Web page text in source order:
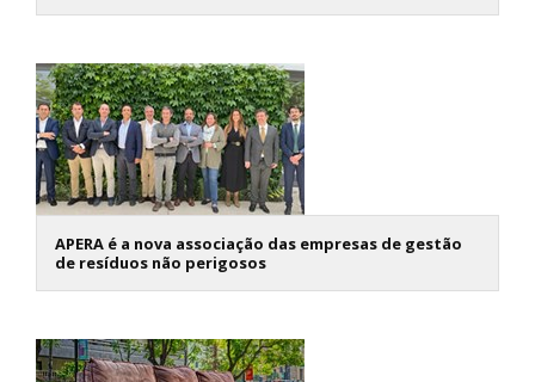
APERA é a nova associação das empresas de gestão
de resíduos não perigosos